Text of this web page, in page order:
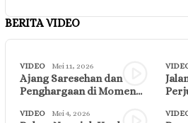
BERITA VIDEO
VIDEO Mei 11, 2026
Ajang Saresehan dan
Penghargaan di Momen…
VIDEO Mei 4, 2026